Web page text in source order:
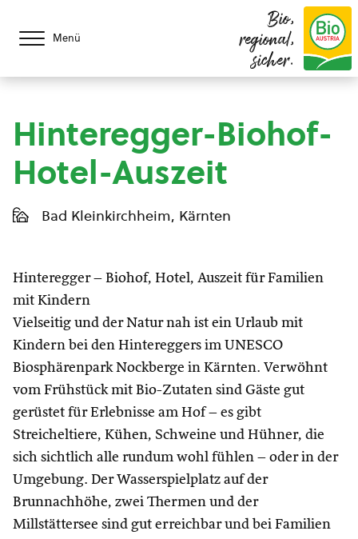
Menü
Bio,
regional,
sicher.
Hinteregger-Biohof-
Hotel-Auszeit
Bad Kleinkirchheim, Kärnten
Hinteregger – Biohof, Hotel, Auszeit für Familien
mit Kindern
Vielseitig und der Natur nah ist ein Urlaub mit
Kindern bei den Hintereggers im UNESCO
Biosphärenpark Nockberge in Kärnten. Verwöhnt
vom Frühstück mit Bio-Zutaten sind Gäste gut
gerüstet für Erlebnisse am Hof – es gibt
Streicheltiere, Kühen, Schweine und Hühner, die
sich sichtlich alle rundum wohl fühlen – oder in der
Umgebung. Der Wasserspielplatz auf der
Brunnachhöhe, zwei Thermen und der
Millstättersee sind gut erreichbar und bei Familien